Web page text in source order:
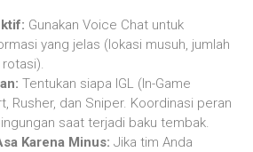
Gunakan Voice Chat untuk
yang jelas (lokasi musuh, jumlah
Tentukan siapa IGL (In-Game
Rusher, dan Sniper. Koordinasi peran
saat terjadi baku tembak.
Karena Minus: Jika tim Anda